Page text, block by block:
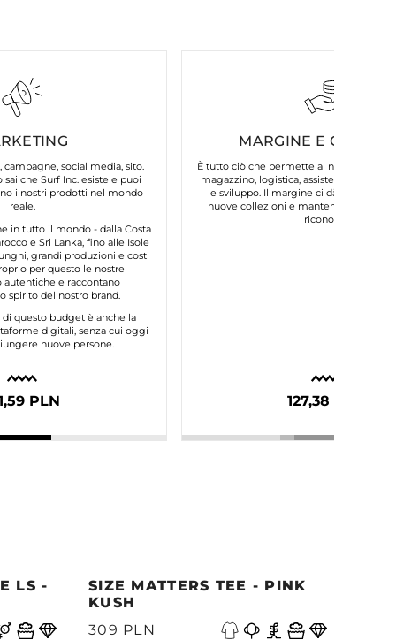
campagne, social media, sito.
che Surf Inc. esiste e puoi
i nostri prodotti nel mondo
reale.
in tutto il mondo - dalla Costa
e Sri Lanka, fino alle Isole
grandi produzioni e costi
per questo le nostre
autentiche e raccontano
spirito del nostro brand.
questo budget è anche la
digitali, senza cui oggi
nuove persone.
PLN
MARGINE E COSTI
È tutto ciò che permette al nostro brand
magazzino, logistica, assistenza clienti,
e sviluppo. Il margine ci dà la
nuove collezioni e mantenere la
riconosci.
127,38 PLN
LS -
SIZE MATTERS TEE - PINK
KUSH
309 PLN